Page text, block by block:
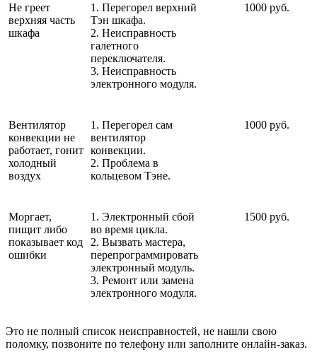
Не греет
верхняя часть
шкафа
1. Перегорел верхний
Тэн шкафа.
2. Неисправность
галетного
переключателя.
3. Неисправность
электронного модуля.
1000 руб.
Вентилятор
конвекции не
работает, гонит
холодный
воздух
1. Перегорел сам
вентилятор
конвекции.
2. Проблема в
кольцевом Тэне.
1000 руб.
Моргает,
пищит либо
показывает код
ошибки
1. Электронный сбой
во время цикла.
2. Вызвать мастера,
перепрограммировать
электронный модуль.
3. Ремонт или замена
электронного модуля.
1500 руб.
Это не полный список неисправностей, не нашли свою
поломку, позвоните по телефону или заполните онлайн-заказ.